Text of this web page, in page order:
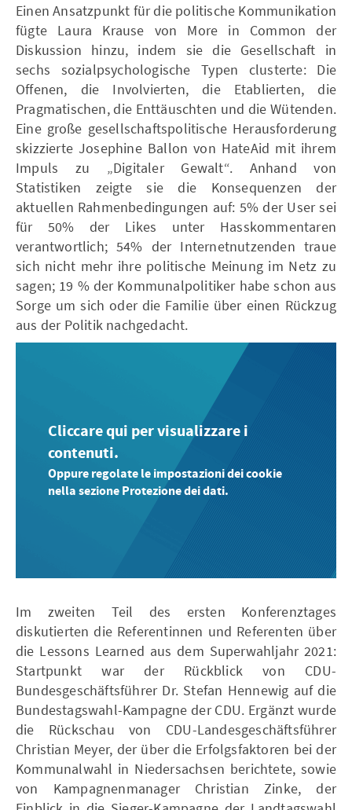
Einen Ansatzpunkt für die politische Kommunikation
fügte Laura Krause von More in Common der
Diskussion hinzu, indem sie die Gesellschaft in
sechs sozialpsychologische Typen clusterte: Die
Offenen, die Involvierten, die Etablierten, die
Pragmatischen, die Enttäuschten und die Wütenden.
Eine große gesellschaftspolitische Herausforderung
skizzierte Josephine Ballon von HateAid mit ihrem
Impuls zu „Digitaler Gewalt“. Anhand von
Statistiken zeigte sie die Konsequenzen der
aktuellen Rahmenbedingungen auf: 5% der User sei
für 50% der Likes unter Hasskommentaren
verantwortlich; 54% der Internetnutzenden traue
sich nicht mehr ihre politische Meinung im Netz zu
sagen; 19 % der Kommunalpolitiker habe schon aus
Sorge um sich oder die Familie über einen Rückzug
aus der Politik nachgedacht.
Cliccare qui per visualizzare i
contenuti.
Oppure regolate le impostazioni dei cookie
nella sezione Protezione dei dati.
Im zweiten Teil des ersten Konferenztages
diskutierten die Referentinnen und Referenten über
die Lessons Learned aus dem Superwahljahr 2021:
Startpunkt war der Rückblick von CDU-
Bundesgeschäftsführer Dr. Stefan Hennewig auf die
Bundestagswahl-Kampagne der CDU. Ergänzt wurde
die Rückschau von CDU-Landesgeschäftsführer
Christian Meyer, der über die Erfolgsfaktoren bei der
Kommunalwahl in Niedersachsen berichtete, sowie
von Kampagnenmanager Christian Zinke, der